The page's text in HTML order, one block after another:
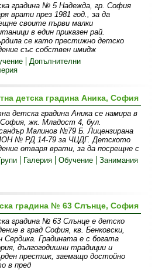
градина № 5 Надежда, гр. София
врати през 1981 год., за да
своите първи малки
в един приказен рай.
се като престижно детско
със собствен имидж
Допълнителни
детска градина Аника, София
детска градина Аника се намира в
София, жк. Младост 4, бул.
Малинов №79 Б. Лицензирана
№ РД 14-79 за ЧЦДГ. Детското
отваря врати, за да посрещне с
Галерия Обучение Занимания
градина № 63 Слънце, София
градина № 63 Слънце е детско
в град София, кв. Бенковски,
Сердика. Градината е с богата
дългогодишни традиции и
престиж, заемащо достойно
в пред